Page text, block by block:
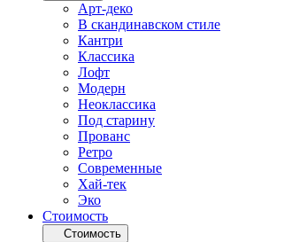
Арт-деко
В скандинавском стиле
Кантри
Классика
Лофт
Модерн
Неоклассика
Под старину
Прованс
Ретро
Современные
Хай-тек
Эко
Стоимость
Стоимость